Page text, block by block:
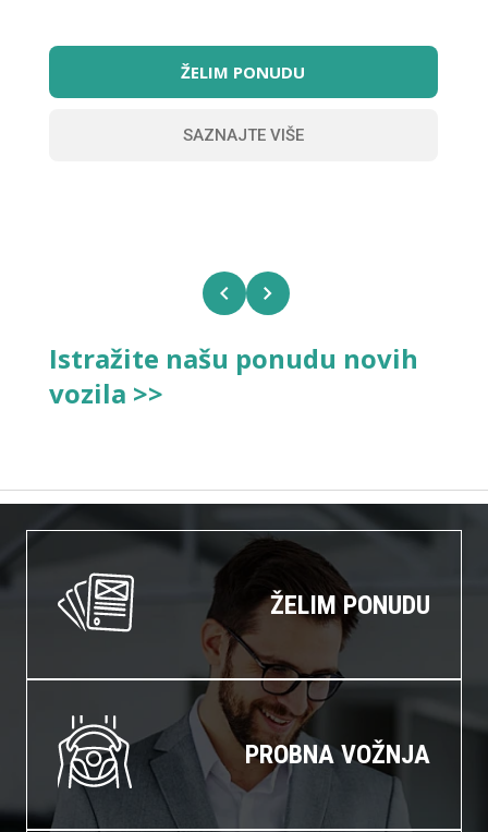
ŽELIM PONUDU
SAZNAJTE VIŠE
Istražite našu ponudu novih
vozila >>
ŽELIM PONUDU
PROBNA VOŽNJA